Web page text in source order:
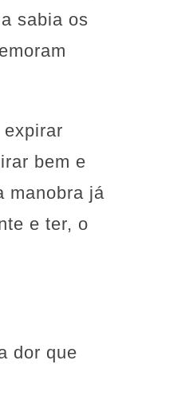
sabia os
bem e
manobra já
e ter, o
dor que